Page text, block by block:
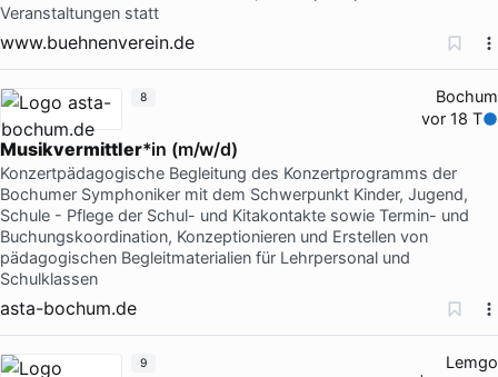
Veranstaltungen statt
www.buehnenverein.de
Bochum
vor 18 T
Musikvermittler*in (m/w/d)
Konzertpädagogische Begleitung des Konzertprogramms der
Bochumer Symphoniker mit dem Schwerpunkt Kinder, Jugend,
Schule - Pflege der Schul- und Kitakontakte sowie Termin- und
Buchungskoordination, Konzeptionieren und Erstellen von
pädagogischen Begleitmaterialien für Lehrpersonal und
Schulklassen
asta-bochum.de
8
Lemgo
9